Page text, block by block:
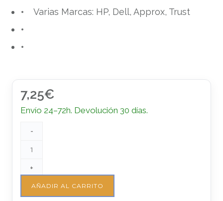
Varias Marcas: HP, Dell, Approx, Trust
7,25€
Envío 24–72h. Devolución 30 días.
-
+
AÑADIR AL CARRITO